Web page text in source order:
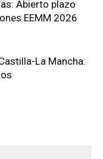
Abierto plazo
EEMM 2026
La Mancha: